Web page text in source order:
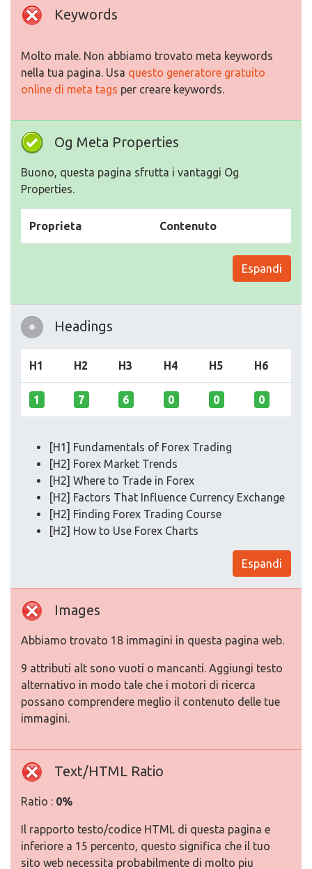
Keywords
Molto male. Non abbiamo trovato meta keywords
nella tua pagina. Usa questo generatore gratuito
online di meta tags per creare keywords.
Og Meta Properties
Buono, questa pagina sfrutta i vantaggi Og
Properties.
Proprieta Contenuto
Espandi
Headings
H1 H2 H3 H4 H5 H6
1 7 6 0 0 0
[H1] Fundamentals of Forex Trading
[H2] Forex Market Trends
[H2] Where to Trade in Forex
[H2] Factors That Influence Currency Exchange
[H2] Finding Forex Trading Course
[H2] How to Use Forex Charts
Espandi
Images
Abbiamo trovato 18 immagini in questa pagina web.
9 attributi alt sono vuoti o mancanti. Aggiungi testo
alternativo in modo tale che i motori di ricerca
possano comprendere meglio il contenuto delle tue
immagini.
Text/HTML Ratio
Ratio : 0%
Il rapporto testo/codice HTML di questa pagina e
inferiore a 15 percento, questo significa che il tuo
sito web necessita probabilmente di molto piu